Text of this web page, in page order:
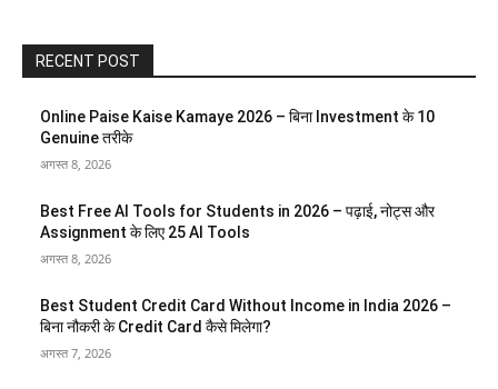
RECENT POST
Online Paise Kaise Kamaye 2026 – बिना Investment के 10
Genuine तरीके
अगस्त 8, 2026
Best Free AI Tools for Students in 2026 – पढ़ाई, नोट्स और
Assignment के लिए 25 AI Tools
अगस्त 8, 2026
Best Student Credit Card Without Income in India 2026 –
बिना नौकरी के Credit Card कैसे मिलेगा?
अगस्त 7, 2026